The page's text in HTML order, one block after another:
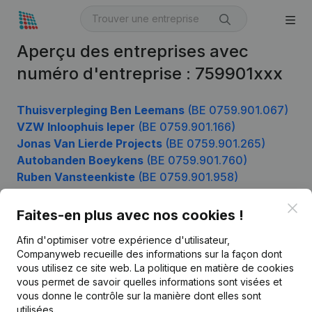
Aperçu des entreprises avec
numéro d'entreprise : 759901xxx
Thuisverpleging Ben Leemans (BE 0759.901.067)
VZW Inloophuis Ieper (BE 0759.901.166)
Jonas Van Lierde Projects (BE 0759.901.265)
Autobanden Boeykens (BE 0759.901.760)
Ruben Vansteenkiste (BE 0759.901.958)
Faites-en plus avec nos cookies !
Afin d'optimiser votre expérience d'utilisateur,
Companyweb recueille des informations sur la façon dont
vous utilisez ce site web. La politique en matière de cookies
vous permet de savoir quelles informations sont visées et
vous donne le contrôle sur la manière dont elles sont
utilisées.
Français
Informations d’entreprise
Monitoring